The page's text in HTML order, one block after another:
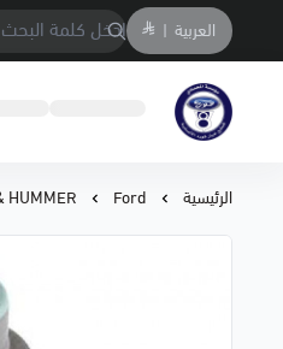
العربية |
متجر المحمادي لقطع
الرئيسية Ford
HUMMER